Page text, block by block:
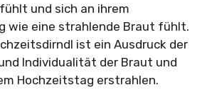
und sich an ihrem
wie eine strahlende Braut fühlt.
ist ein Ausdruck der
Individualität der Braut und
Hochzeitstag erstrahlen.